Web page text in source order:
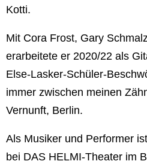
Kotti.
Mit Cora Frost, Gary
erarbeitete er 2020/22 als
Else-Lasker-Schüler-
immer zwischen meinen
Vernunft, Berlin.
Als Musiker und Performer
bei DAS HELMI-Theater im